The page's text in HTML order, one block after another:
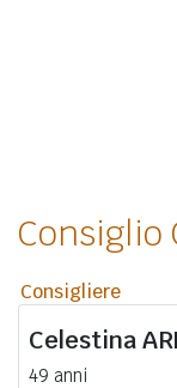
Consiglio
Consigliere
Celestina
49 anni